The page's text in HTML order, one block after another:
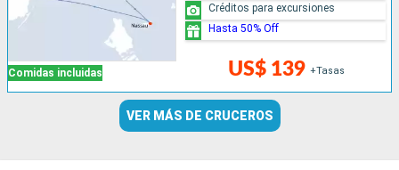
Comidas incluidas US$ 139 +Tasas
Créditos para excursiones
Hasta 50% Off
VER MÁS DE CRUCEROS